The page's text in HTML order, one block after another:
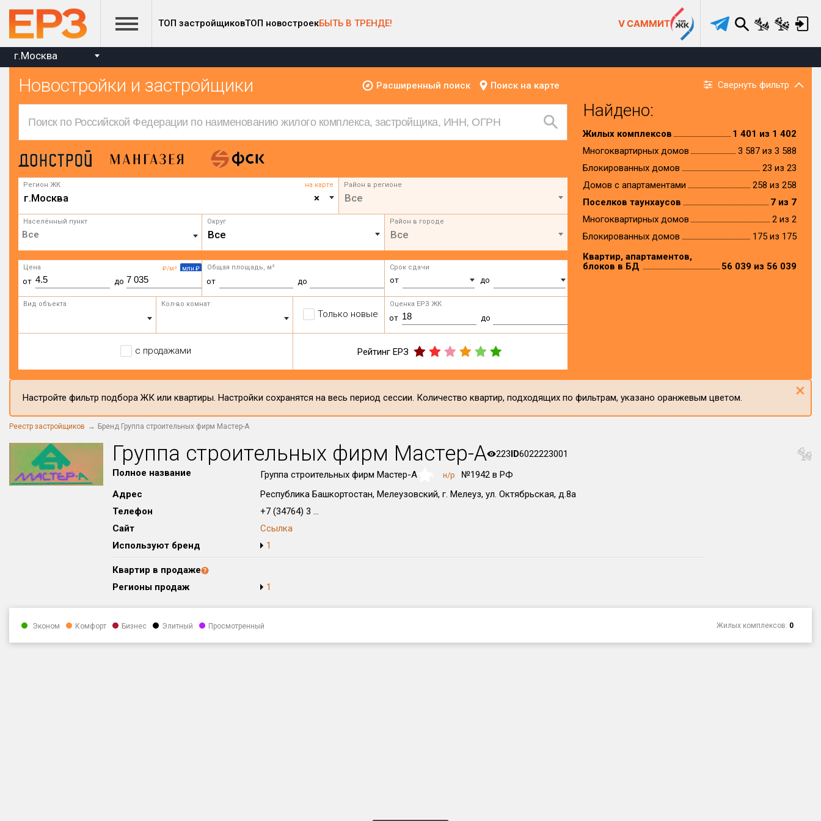
ТОП застройщиковТОП новостроекБЫТЬ В ТРЕНДЕ! V САММИТ
г.Москва
Новостройки и застройщики Расширенный поиск Поиск на карте Свернуть фильтр
Регион ЖК на карте
×
г.Москва
Район в регионе
Все
Населённый пункт Округ
Все
Район в городе
Все
₽/м² млн ₽
Цена
от до
Общая площадь, м²
от до
Срок сдачи
от до
Вид объекта Кол-во комнат
Только новые
Оценка ЕРЗ ЖК
от до
с продажами Рейтинг ЕРЗ
Найдено:
Жилых комплексов
1 401 из 1 402
Многоквартирных домов
3 587 из 3 588
Блокированных домов
23 из 23
Домов с апартаментами
258 из 258
Поселков таунхаусов
7 из 7
Многоквартирных домов
2 из 2
Блокированных домов
175 из 175
Квартир, апартаментов,
блоков в БД
56 039 из 56 039
Настройте фильтр подбора ЖК или квартиры. Настройки сохранятся на весь период сессии. Количество квартир, подходящих по фильтрам, указано оранжевым цветом. ×
Реестр застройщиков Бренд Группа строительных фирм Мастер-А
Группа строительных фирм Мастер-А 223ID6022223001
Полное название
Группа строительных фирм Мастер-А н/р
№1942 в РФ
Адрес
Республика Башкортостан, Мелеузовский, г. Мелеуз, ул. Октябрьская, д.8а
Телефон
+7 (34764) 3 ...
Сайт
Ссылка
Используют бренд
1
Квартир в продаже
Регионы продаж
1
Эконом Комфорт Бизнес Элитный Просмотренный Жилых комплексов: 0